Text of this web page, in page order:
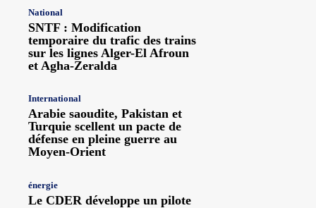
National
SNTF : Modification
temporaire du trafic des trains
sur les lignes Alger-El Afroun
et Agha-Zeralda
International
Arabie saoudite, Pakistan et
Turquie scellent un pacte de
défense en pleine guerre au
Moyen-Orient
énergie
Le CDER développe un pilote